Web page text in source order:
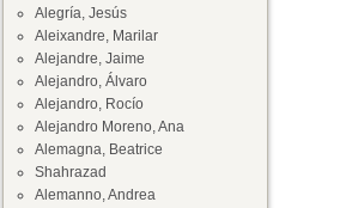
Alegría, Jesús
Aleixandre, Marilar
Alejandre, Jaime
Alejandro, Álvaro
Alejandro, Rocío
Alejandro Moreno, Ana
Alemagna, Beatrice
Shahrazad
Alemanno, Andrea